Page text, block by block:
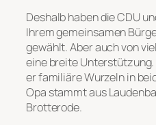
Deshalb haben die CDU
Ihrem gemeinsamen
gewählt. Aber auch von
eine breite
er familiäre Wurzeln in
Opa stammt aus
Brotterode.